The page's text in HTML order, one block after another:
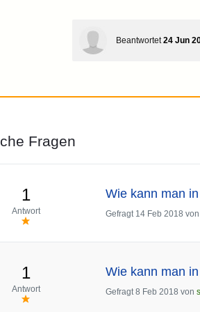
Beantwortet 24 Jun
Fragen
1
Antwort
Wie kann man
Gefragt 14 Feb 2018
1
Antwort
Wie kann man
Gefragt 8 Feb 2018 von